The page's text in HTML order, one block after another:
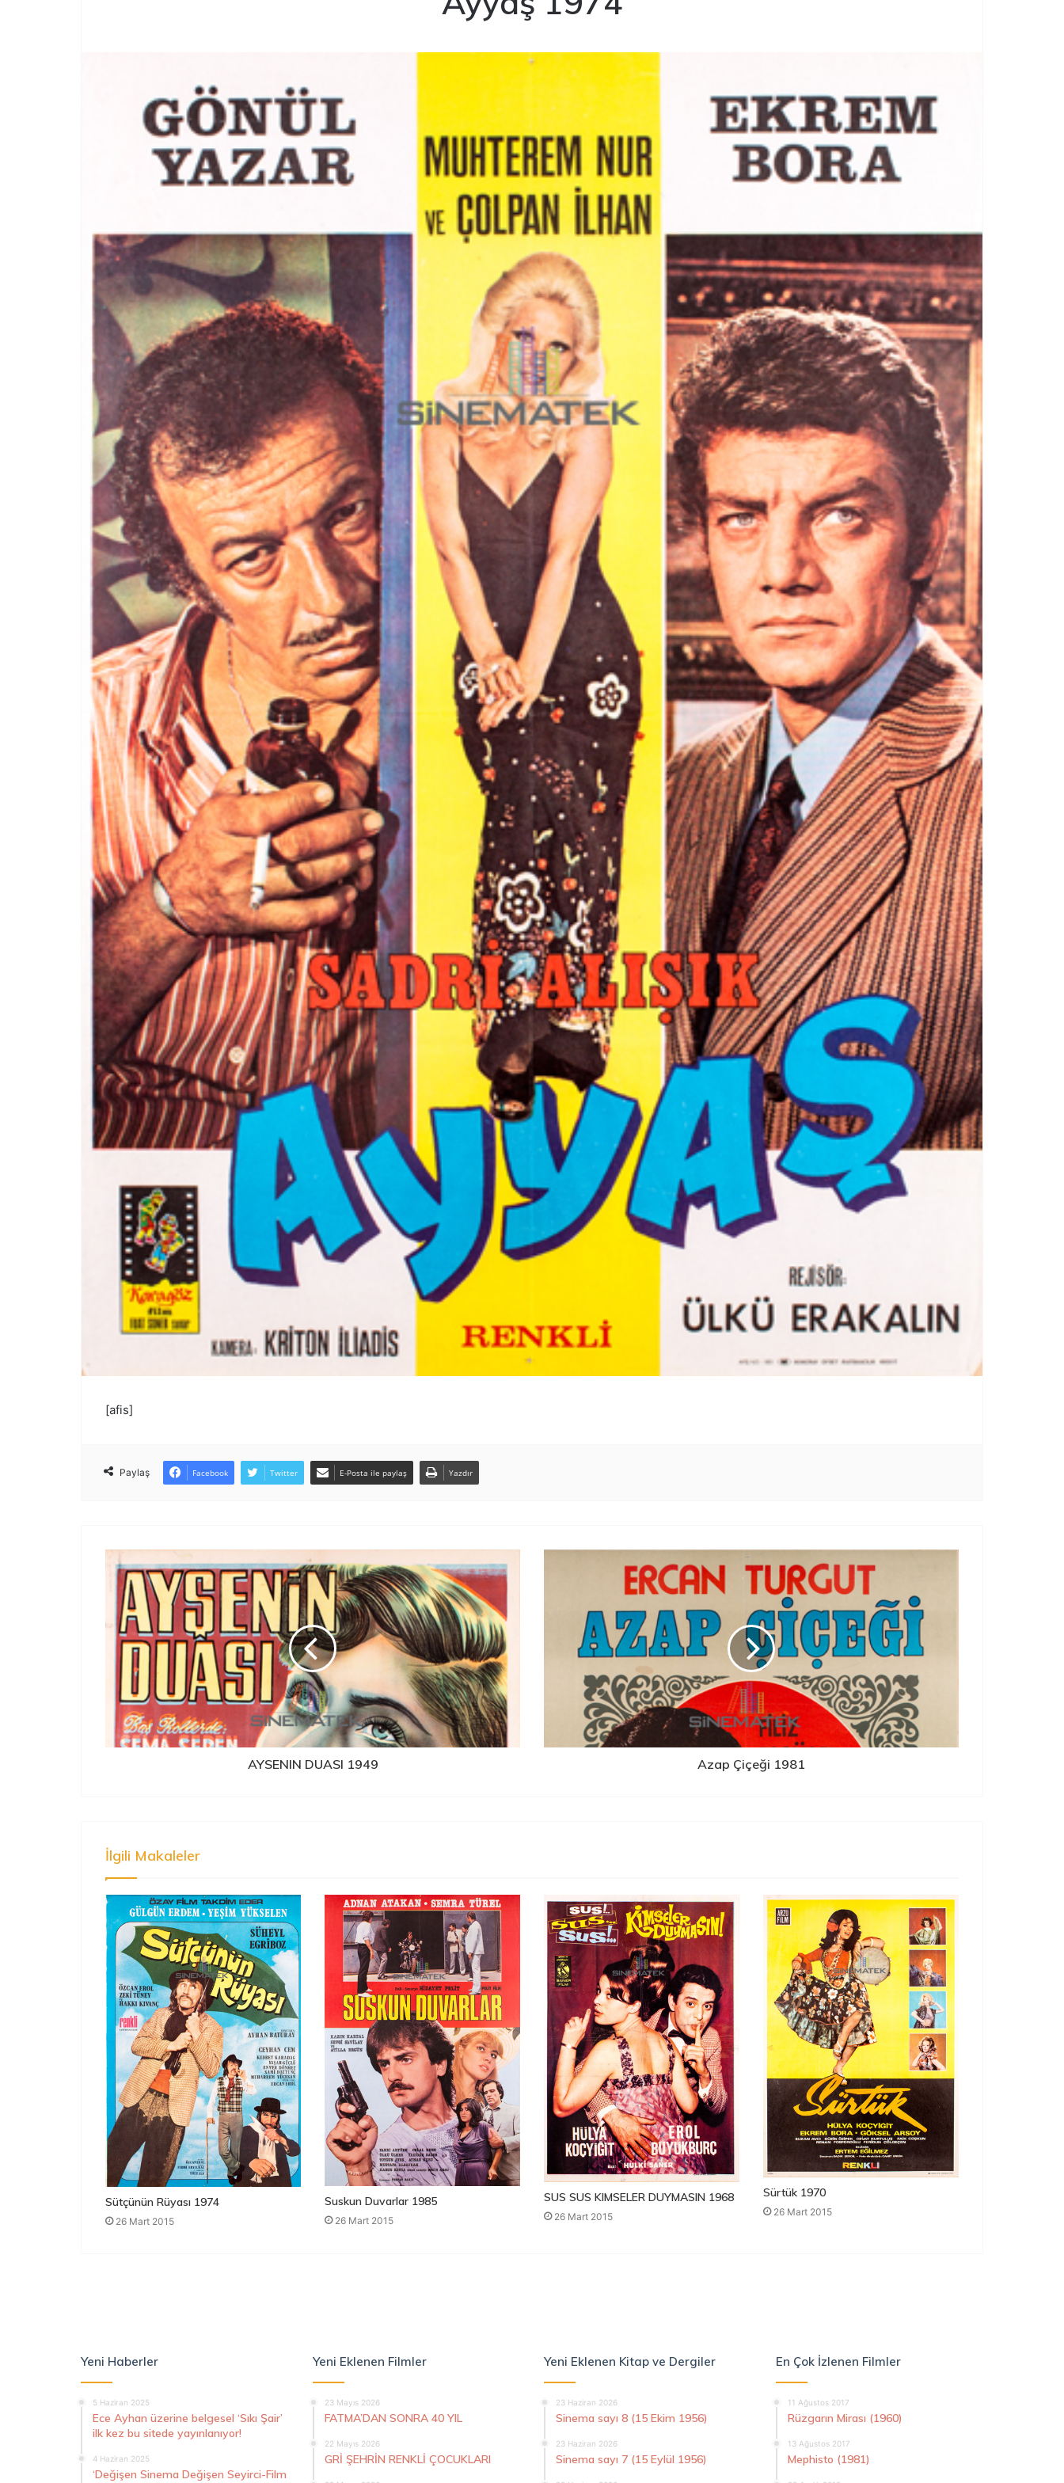
[afis]
Paylaş Facebook Twitter E-Posta ile paylaş Yazdır
AYSENIN DUASI 1949 Azap Çiçeği 1981
İlgili Makaleler
Sütçünün Rüyası 1974
26 Mart 2015
Suskun Duvarlar 1985
26 Mart 2015
SUS SUS KIMSELER DUYMASIN 1968
26 Mart 2015
Sürtük 1970
26 Mart 2015
Yeni Haberler
5 Haziran 2025
Ece Ayhan üzerine belgesel ‘Sıkı Şair’
ilk kez bu sitede yayınlanıyor!
4 Haziran 2025
‘Değişen Sinema Değişen Seyirci-Film
Yeni Eklenen Filmler
23 Mayıs 2026
FATMA’DAN SONRA 40 YIL
22 Mayıs 2026
GRİ ŞEHRİN RENKLİ ÇOCUKLARI
Yeni Eklenen Kitap ve Dergiler
23 Haziran 2026
Sinema sayı 8 (15 Ekim 1956)
23 Haziran 2026
Sinema sayı 7 (15 Eylül 1956)
En Çok İzlenen Filmler
11 Ağustos 2017
Rüzgarın Mirası (1960)
13 Ağustos 2017
Mephisto (1981)